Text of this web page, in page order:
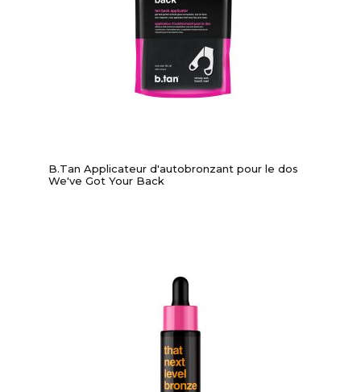
B.Tan Applicateur d'autobronzant pour le dos
We've Got Your Back